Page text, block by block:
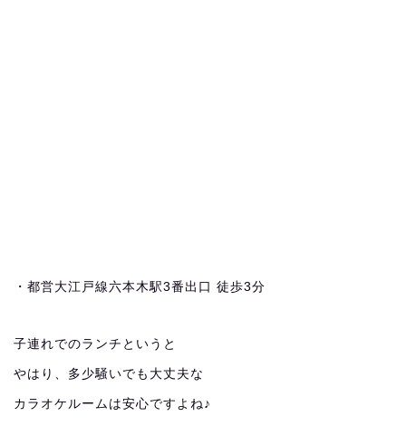
・都営大江戸線六本木駅3番出口 徒歩3分
子連れでのランチというと
やはり、多少騒いでも大丈夫な
カラオケルームは安心ですよね♪